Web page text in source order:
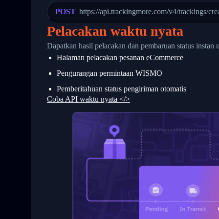
24
25
26
28
29
31
32
34
"Details": "Departed
          },
          {
"Date": "2017-03-06
"StatusDescription":
"Details": "BEIJING-
          }
      }
    ]
}
POST https://api.trackingmore.com/v4/trackings/
Pelacakan waktu nyata
Dapatkan hasil pelacakan dan pembaruan status
Halaman pelacakan pesanan eCommerce
Pengurangan permintaan WISMO
Pemberitahuan status pengiriman otomatis
Coba API waktu nyata </>